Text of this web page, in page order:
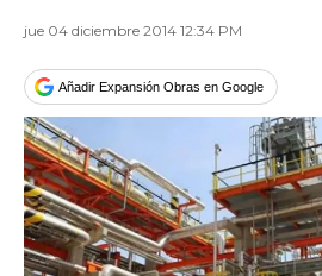
jue 04 diciembre 2014 12:34 PM
Añadir Expansión Obras en Google